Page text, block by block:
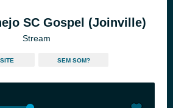
SC Gospel (Joinville)
Stream
SEM SOM?